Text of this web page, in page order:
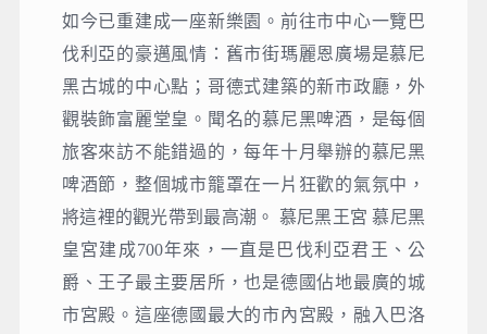
如今已重建成一座新樂園。前往市中心一覽巴
伐利亞的豪邁風情：舊市街瑪麗恩廣場是慕尼
黑古城的中心點；哥德式建築的新市政廳，外
觀裝飾富麗堂皇。聞名的慕尼黑啤酒，是每個
旅客來訪不能錯過的，每年十月舉辦的慕尼黑
啤酒節，整個城市籠罩在一片狂歡的氣氛中，
將這裡的觀光帶到最高潮。 慕尼黑王宮 慕尼黑
皇宮建成700年來，一直是巴伐利亞君王、公
爵、王子最主要居所，也是德國佔地最廣的城
市宮殿。這座德國最大的市內宮殿，融入巴洛